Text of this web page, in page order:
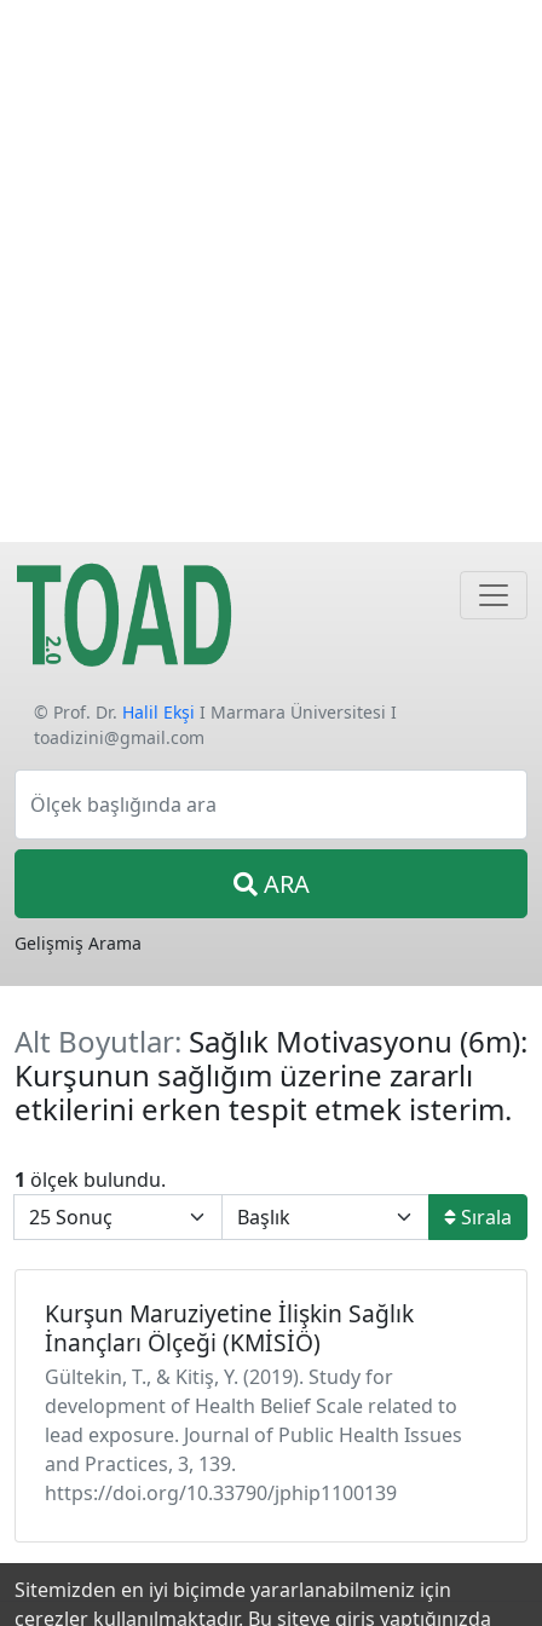
© Prof. Dr. Halil Ekşi I Marmara Üniversitesi I
toadizini@gmail.com
Ölçek başlığında ara
ARA
Gelişmiş Arama
Alt Boyutlar: Sağlık Motivasyonu (6m):
Kurşunun sağlığım üzerine zararlı
etkilerini erken tespit etmek isterim.
1 ölçek bulundu.
Sırala
Kurşun Maruziyetine İlişkin Sağlık
İnançları Ölçeği (KMİSİÖ)
Gültekin, T., & Kitiş, Y. (2019). Study for
development of Health Belief Scale related to
lead exposure. Journal of Public Health Issues
and Practices, 3, 139.
https://doi.org/10.33790/jphip1100139
Sitemizden en iyi biçimde yararlanabilmeniz için
çerezler kullanılmaktadır. Bu siteye giriş yaptığınızda